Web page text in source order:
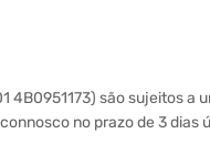
4B0951173) são sujeitos a
no prazo de 3 dias